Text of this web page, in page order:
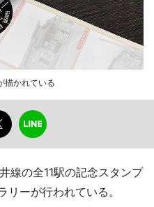
描かれている
線の全11駅の記念スタンプ
ーが行われている。